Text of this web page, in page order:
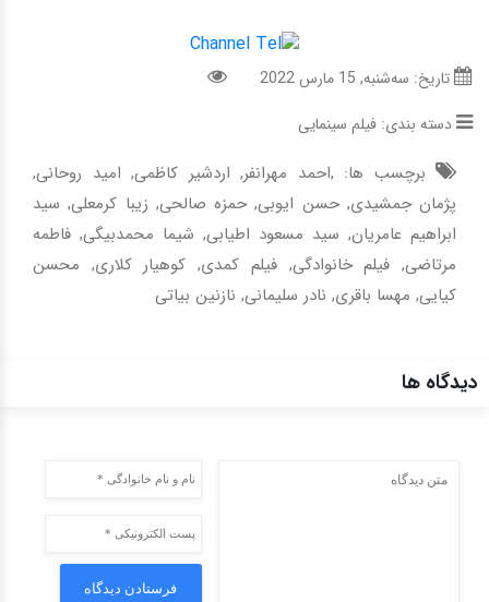
تاریخ: سه‌شنبه, 15 مارس 2022
دسته بندی: فیلم سینمایی
برچسب ها: ,احمد مهرانفر, اردشیر کاظمی, امید روحانی,
پژمان جمشیدی,حسن ایوبی,حمزه صالحی, زیبا کرمعلی, سید
ابراهیم عامریان, سید مسعود اطیابی, شیما محمدبیگی, فاطمه
مرتاضی, فیلم خانوادگی,فیلم کمدی, کوهیار کلاری, محسن
کیایی, مهسا باقری, نادر سلیمانی, نازنین بیاتی
دیدگاه ها